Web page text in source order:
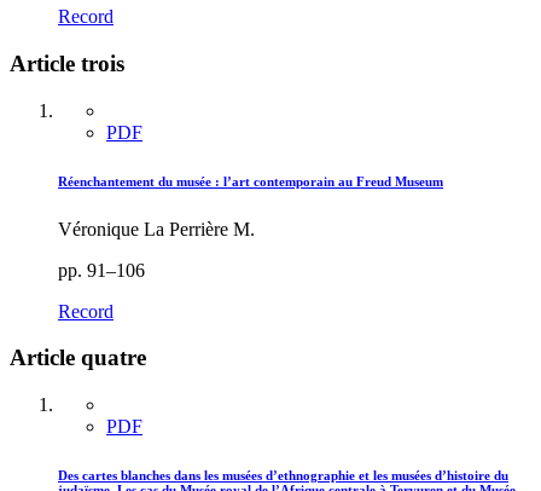
Record
Article trois
PDF
Réenchantement du musée : l’art contemporain au Freud Museum
Véronique La Perrière M.
pp. 91–106
Record
Article quatre
PDF
Des cartes blanches dans les musées d’ethnographie et les musées d’histoire du